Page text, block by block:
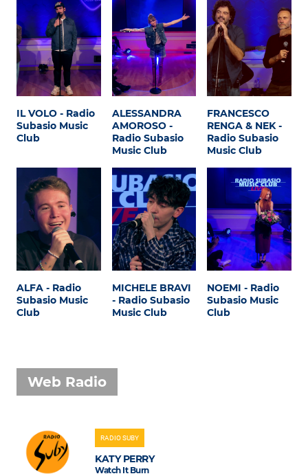
IL VOLO - Radio
Subasio Music
Club
ALESSANDRA
AMOROSO -
Radio Subasio
Music Club
FRANCESCO
RENGA & NEK -
Radio Subasio
Music Club
ALFA - Radio
Subasio Music
Club
MICHELE BRAVI
- Radio Subasio
Music Club
NOEMI - Radio
Subasio Music
Club
Web Radio
RADIO SUBY
KATY PERRY
Watch It Burn